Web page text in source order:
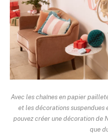
Avec les chaînes en papier
et les décorations suspendues
pouvez créer une décoration de
que